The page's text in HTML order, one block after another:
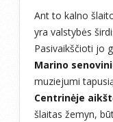
Ant to kalno
yra valstybės
Pasivaikščioti jo
Marino
muziejumi
Centrinėje
šlaitas žemyn,